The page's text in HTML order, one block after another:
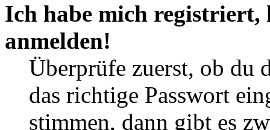
Ich habe mich
anmelden!
Überprüfe zuerst, ob du
das richtige Passwort
stimmen, dann gibt es